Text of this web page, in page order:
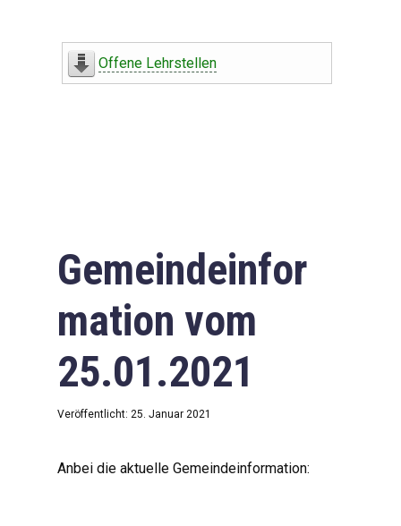
Offene Lehrstellen
Gemeindeinfor
mation vom
25.01.2021
Veröffentlicht: 25. Januar 2021
Anbei die aktuelle Gemeindeinformation: